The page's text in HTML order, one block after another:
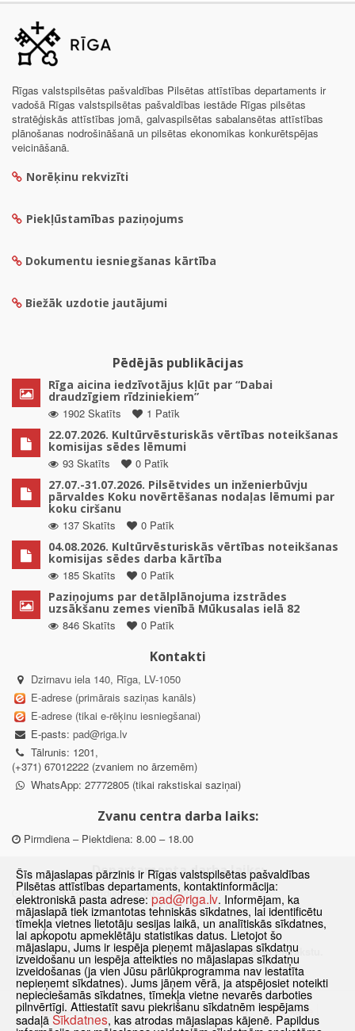
Rīgas valstspilsētas pašvaldības Pilsētas attīstības departaments ir
vadošā Rīgas valstspilsētas pašvaldības iestāde Rīgas pilsētas
stratēģiskās attīstības jomā, galvaspilsētas sabalansētas attīstības
plānošanas nodrošināšanā un pilsētas ekonomikas konkurētspējas
veicināšanā.
Norēķinu rekvizīti
Piekļūstamības paziņojums
Dokumentu iesniegšanas kārtība
Biežāk uzdotie jautājumi
Pēdējās publikācijas
Rīga aicina iedzīvotājus kļūt par “Dabai
draudzīgiem rīdziniekiem”
1902 Skatīts
1 Patīk
22.07.2026. Kultūrvēsturiskās vērtības noteikšanas
komisijas sēdes lēmumi
93 Skatīts
0 Patīk
27.07.-31.07.2026. Pilsētvides un inženierbūvju
pārvaldes Koku novērtēšanas nodaļas lēmumi par
koku ciršanu
137 Skatīts
0 Patīk
04.08.2026. Kultūrvēsturiskās vērtības noteikšanas
komisijas sēdes darba kārtība
185 Skatīts
0 Patīk
Paziņojums par detālplānojuma izstrādes
uzsākšanu zemes vienībā Mūkusalas ielā 82
846 Skatīts
0 Patīk
Kontakti
Dzirnavu iela 140, Rīga, LV-1050
E-adrese (primārais saziņas kanāls)
E-adrese (tikai e-rēķinu iesniegšanai)
E-pasts: pad@riga.lv
Tālrunis: 1201,
(+371) 67012222 (zvaniem no ārzemēm)
WhatsApp: 27772805 (tikai rakstiskai saziņai)
Zvanu centra darba laiks:
Pirmdiena – Piektdiena: 8.00 – 18.00
Departamenta darba laiks:
Pirmdiena, Ceturtdiena: 8.30 – 18.00
Otrdiena, Trešdiena: 8.30 – 17.00
Piektdiena: 8.30 – 15.00
Klātienes konsultācijas pieejamas tikai ar iepriekšēju pierakstu.
Sākums Jaunumi Biežāk uzdotie jautājumi
Lapas karte
Sīkdatnes
Kontakti
Šīs mājaslapas pārzinis ir Rīgas valstspilsētas pašvaldības
Pilsētas attīstības departaments, kontaktinformācija:
elektroniskā pasta adrese: pad@riga.lv. Informējam, ka
mājaslapā tiek izmantotas tehniskās sīkdatnes, lai identificētu
tīmekļa vietnes lietotāju sesijas laikā, un analītiskās sīkdatnes,
lai apkopotu apmeklētāju statistikas datus. Lietojot šo
mājaslapu, Jums ir iespēja pieņemt mājaslapas sīkdatņu
izveidošanu un iespēja atteikties no mājaslapas sīkdatņu
izveidošanas (ja vien Jūsu pārlūkprogramma nav iestatīta
nepieņemt sīkdatnes). Jums jāņem vērā, ja atspējosiet noteikti
nepieciešamās sīkdatnes, tīmekļa vietne nevarēs darboties
pilnvērtīgi. Attiestatīt savu piekrišanu sīkdatnēm iespējams
sadaļā Sīkdatnes, kas atrodas mājaslapas kājenē. Papildus